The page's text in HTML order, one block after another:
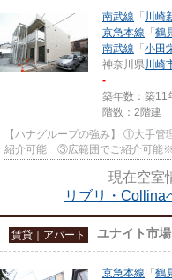
南武線 「 川崎
京急本線 「 鶴
南武線 「 小田
神奈川県川崎
-
築年数：築11
階数：2階建
【ハナグループの強み】 ①大手
紹介可能 ③広範囲でご紹介可
現在空室
リブリ・Collina
賃貸｜アパート ユナイト市
京急本線 「 鶴